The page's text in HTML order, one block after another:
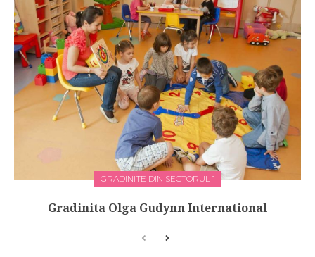
GRADINITE DIN SECTORUL 1
Gradinita Olga Gudynn International